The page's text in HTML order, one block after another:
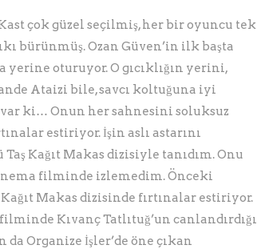
çok güzel seçilmiş, her bir oyuncu tek
bürünmüş. Ozan Güven’in ilk başta
oturuyor. O gıcıklığın yerini,
Ataizi bile, savcı koltuğuna iyi
ki… Onun her sahnesini soluksuz
estiriyor. İşin aslı astarını
Kağıt Makas dizisiyle tanıdım. Onu
filminde izlemedim. Önceki
Makas dizisinde fırtınalar estiriyor.
Kıvanç Tatlıtuğ’un canlandırdığı
da Organize İşler’de öne çıkan